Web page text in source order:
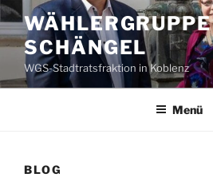
Zum
Inhalt
springen
WÄHLERGRUPPE
SCHÄNGEL
WGS-Stadtratsfraktion in Koblenz
Menü
BLOG